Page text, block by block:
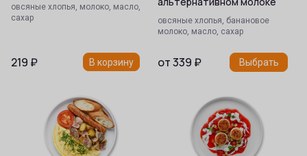
овсяные хлопья, молоко, масло,
сахар
219 ₽ В корзину
овсяные хлопья, банановое
молоко, масло, сахар
от339 ₽ Выбрать